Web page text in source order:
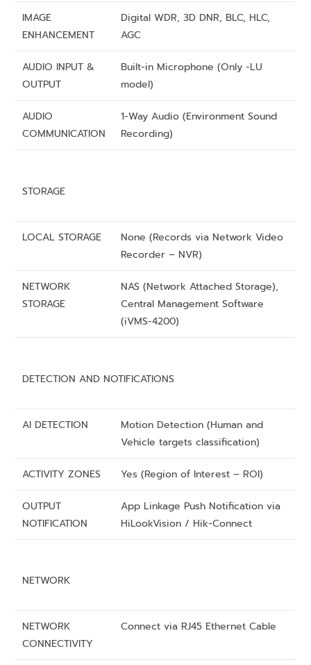
IMAGE
ENHANCEMENT
Digital WDR, 3D DNR, BLC, HLC,
AGC
AUDIO INPUT &
OUTPUT
Built-in Microphone (Only -LU
model)
AUDIO
COMMUNICATION
1-Way Audio (Environment Sound
Recording)
STORAGE
LOCAL STORAGE
None (Records via Network Video
Recorder – NVR)
NETWORK
STORAGE
NAS (Network Attached Storage),
Central Management Software
(iVMS-4200)
DETECTION AND NOTIFICATIONS
AI DETECTION
Motion Detection (Human and
Vehicle targets classification)
ACTIVITY ZONES Yes (Region of Interest – ROI)
OUTPUT
NOTIFICATION
App Linkage Push Notification via
HiLookVision / Hik-Connect
NETWORK
NETWORK
CONNECTIVITY
Connect via RJ45 Ethernet Cable